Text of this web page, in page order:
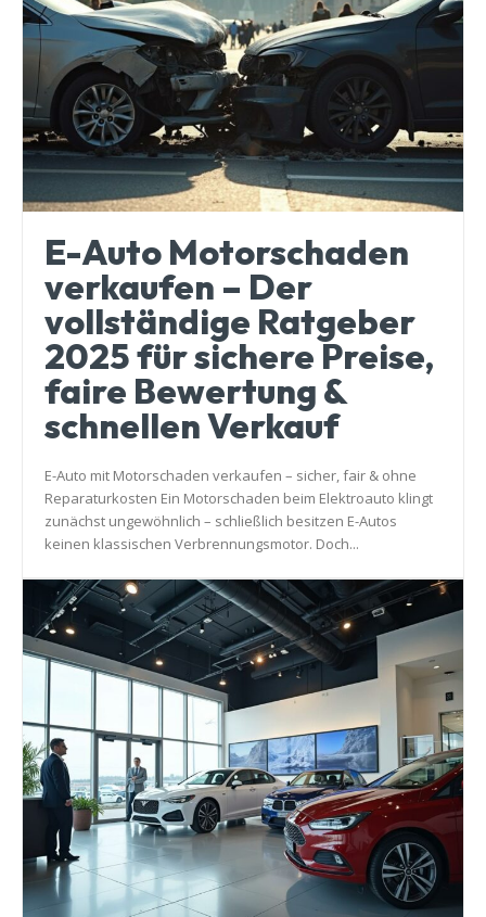
E-Auto Motorschaden
verkaufen – Der
vollständige Ratgeber
2025 für sichere Preise,
faire Bewertung &
schnellen Verkauf
E-Auto mit Motorschaden verkaufen – sicher, fair & ohne
Reparaturkosten Ein Motorschaden beim Elektroauto klingt
zunächst ungewöhnlich – schließlich besitzen E-Autos
keinen klassischen Verbrennungsmotor. Doch...